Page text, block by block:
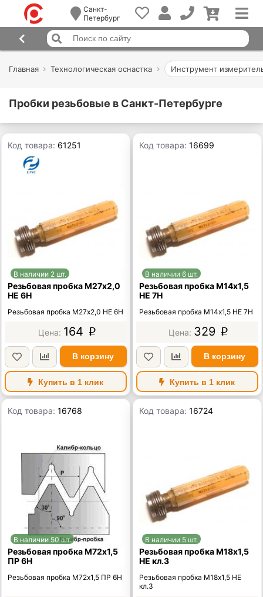
Санкт-
Петербург
Главная Технологическая оснастка Инструмент
Пробки резьбовые в Санкт-Петербурге
Код товара: 61251
В наличии 2 шт.
Резьбовая пробка М27х2,0
НЕ 6Н
Резьбовая пробка М27х2,0 НЕ 6Н
164 p
В корзину
Купить в 1 клик
Код товара:16699
В наличии 6 шт.
Резьбовая пробка М14х1,5
НЕ 7Н
Резьбовая пробка М14х1,5 НЕ 7Н
329 p
В корзину
Купить в 1 клик
Код товара:16768
В наличии 50 шт.
Резьбовая пробка М72х1,5
ПР 6Н
Резьбовая пробка М72х1,5 ПР 6Н
Код товара:16724
В наличии 5 шт.
Резьбовая пробка М18х1,5
НЕ кл.3
Резьбовая пробка М18х1,5 НЕ
кл.3